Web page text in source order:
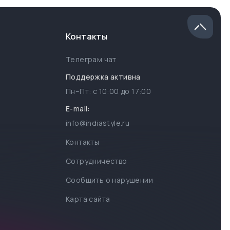
Контакты
Телеграм чат
Поддержка активна
Пн–Пт: с 10:00 до 17:00
E-mail:
info@indiastyle.ru
Контакты
Сотрудничество
Сообщить о нарушении
Карта сайта